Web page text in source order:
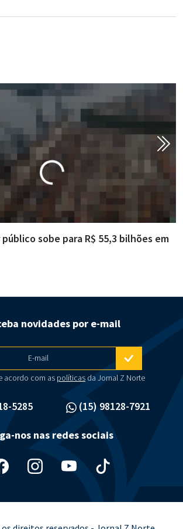
sobe para R$ 55,3 bilhões em
5285 (15) 98128-7921
novidades por e-mail
E-mail
acordo com as políticasda Jornal Z Norte
nos nas redes sociais